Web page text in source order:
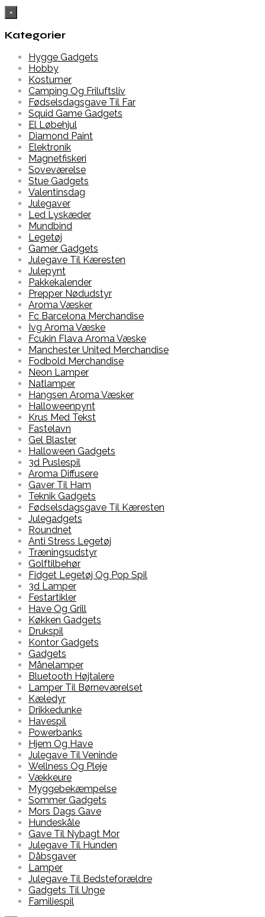
×
Kategorier
Hygge Gadgets
Hobby
Kostumer
Camping Og Friluftsliv
Fødselsdagsgave Til Far
Squid Game Gadgets
El Løbehjul
Diamond Paint
Elektronik
Magnetfiskeri
Soveværelse
Stue Gadgets
Valentinsdag
Julegaver
Led Lyskæder
Mundbind
Legetøj
Gamer Gadgets
Julegave Til Kæresten
Julepynt
Pakkekalender
Prepper Nødudstyr
Aroma Væsker
Fc Barcelona Merchandise
Ivg Aroma Væske
Fcukin Flava Aroma Væske
Manchester United Merchandise
Fodbold Merchandise
Neon Lamper
Natlamper
Hangsen Aroma Væsker
Halloweenpynt
Krus Med Tekst
Fastelavn
Gel Blaster
Halloween Gadgets
3d Puslespil
Aroma Diffusere
Gaver Til Ham
Teknik Gadgets
Fødselsdagsgave Til Kæresten
Julegadgets
Roundnet
Anti Stress Legetøj
Træningsudstyr
Golftilbehør
Fidget Legetøj Og Pop Spil
3d Lamper
Festartikler
Have Og Grill
Køkken Gadgets
Drukspil
Kontor Gadgets
Gadgets
Månelamper
Bluetooth Højtalere
Lamper Til Børneværelset
Kæledyr
Drikkedunke
Havespil
Powerbanks
Hjem Og Have
Julegave Til Veninde
Wellness Og Pleje
Vækkeure
Myggebekæmpelse
Sommer Gadgets
Mors Dags Gave
Hundeskåle
Gave Til Nybagt Mor
Julegave Til Hunden
Dåbsgaver
Lamper
Julegave Til Bedsteforældre
Gadgets Til Unge
Familiespil